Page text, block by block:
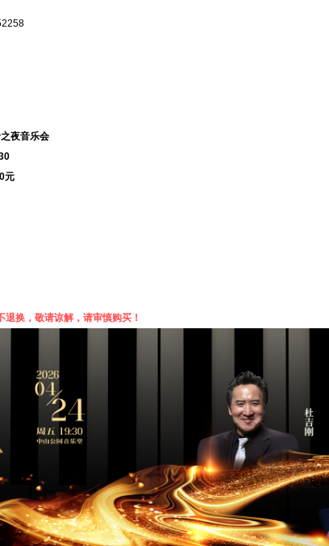
夜音乐会
元
换，敬请谅解，请审慎购买！